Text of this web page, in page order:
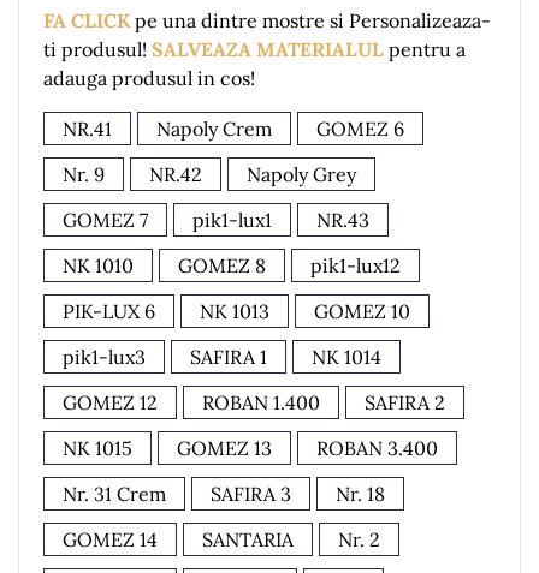
FA CLICK pe una dintre mostre si Personalizeaza-
ti produsul! SALVEAZA MATERIALUL pentru a
adauga produsul in cos!
NR.41 Napoly Crem
GOMEZ 6
Nr. 9
NR.42
Napoly Grey
GOMEZ 7
pik1-lux1
NR.43
NK 1010
GOMEZ 8
pik1-lux12
PIK-LUX 6
NK 1013
GOMEZ 10
pik1-lux3
SAFIRA 1
NK 1014
GOMEZ 12
ROBAN 1.400
SAFIRA 2
NK 1015
GOMEZ 13
ROBAN 3.400
Nr. 31 Crem
SAFIRA 3
Nr. 18
GOMEZ 14
SANTARIA
Nr. 2